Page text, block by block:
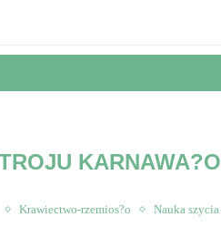
Krawiectwo-rzemios?o Nauka szycia